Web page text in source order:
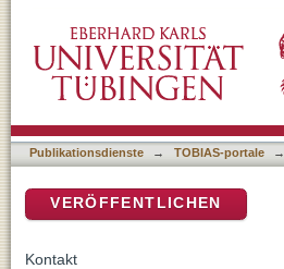
Publikationsdienste → TOBIAS-portale →
VERÖFFENTLICHEN
Kontakt